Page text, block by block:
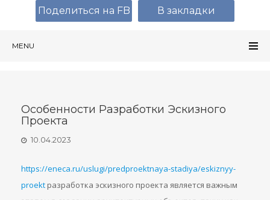
MENU
Особенности Разработки Эскизного
Проекта
10.04.2023
https://eneca.ru/uslugi/predproektnaya-stadiya/eskiznyy-
proekt разработка эскизного проекта является важным
Поделиться на FB В закладки